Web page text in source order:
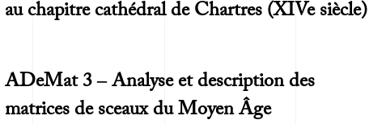
au chapitre cathédral de Chartres (XIVe siècle)
ADeMat 3 – Analyse et description des
matrices de sceaux du Moyen Âge